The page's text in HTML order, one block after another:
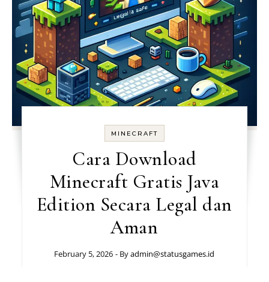
MINECRAFT
Cara Download
Minecraft Gratis Java
Edition Secara Legal dan
Aman
February 5, 2026 - Byadmin@statusgames.id